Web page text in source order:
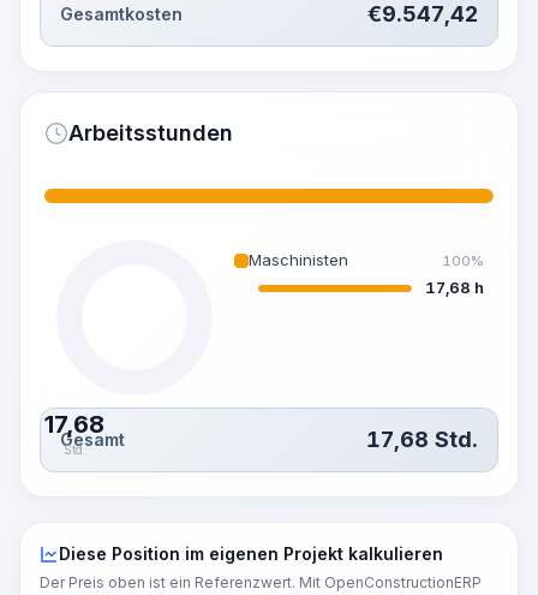
Gesamtkosten €9.547,42
Arbeitsstunden
17,68
Std.
Maschinisten 100%
17,68 h
Gesamt 17,68 Std.
Diese Position im eigenen Projekt kalkulieren
Der Preis oben ist ein Referenzwert. Mit OpenConstructionERP